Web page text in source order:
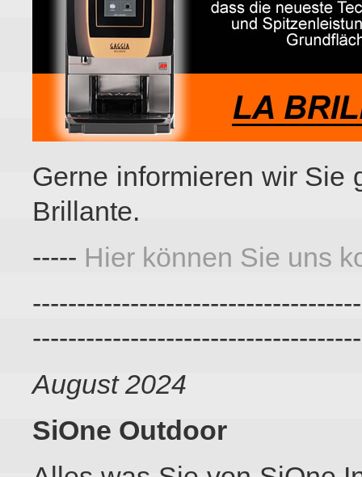
Gerne informieren wir Sie
Brillante.
----- Hier können Sie uns
August 2024
SiOne Outdoor